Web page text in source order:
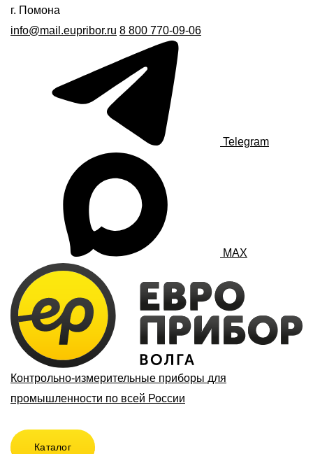
г. Помона
info@mail.eupribor.ru 8 800 770-09-06
Telegram
MAX
Контрольно-измерительные приборы для
промышленности по всей России
Каталог